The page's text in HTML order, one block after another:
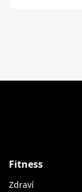
Fitness
Zdraví